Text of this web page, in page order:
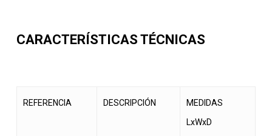
CARACTERÍSTICAS TÉCNICAS
REFERENCIA DESCRIPCIÓN
MEDIDAS
LxWxD